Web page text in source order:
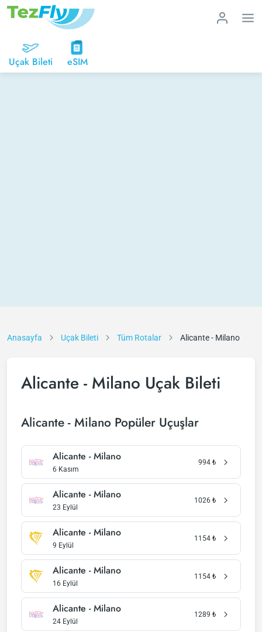
Uçak Bileti eSIM
Anasayfa Uçak Bileti Tüm Rotalar Alicante - Milano
Alicante - Milano Uçak Bileti
Alicante - Milano Popüler Uçuşlar
Alicante - Milano
6 Kasım
994 ₺
Alicante - Milano
23 Eylül
1026 ₺
Alicante - Milano
9 Eylül
1154 ₺
Alicante - Milano
16 Eylül
1154 ₺
Alicante - Milano
24 Eylül
1289 ₺